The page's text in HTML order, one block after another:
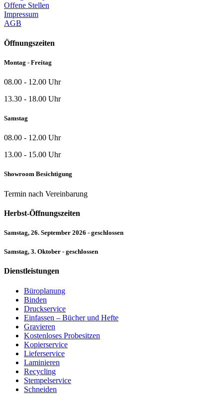
Offene Stellen
Impressum
AGB
Öffnungszeiten
Montag - Freitag
08.00 - 12.00 Uhr
13.30 - 18.00 Uhr
Samstag
08.00 - 12.00 Uhr
13.00 - 15.00 Uhr
Showroom Besichtigung
Termin nach Vereinbarung
Herbst-Öffnungszeiten
Samstag, 26. September 2026 - geschlossen
Samstag, 3. Oktober - geschlossen
Dienstleistungen
Büroplanung
Binden
Druckservice
Einfassen – Bücher und Hefte
Gravieren
Kostenloses Probesitzen
Kopierservice
Lieferservice
Laminieren
Recycling
Stempelservice
Schneiden